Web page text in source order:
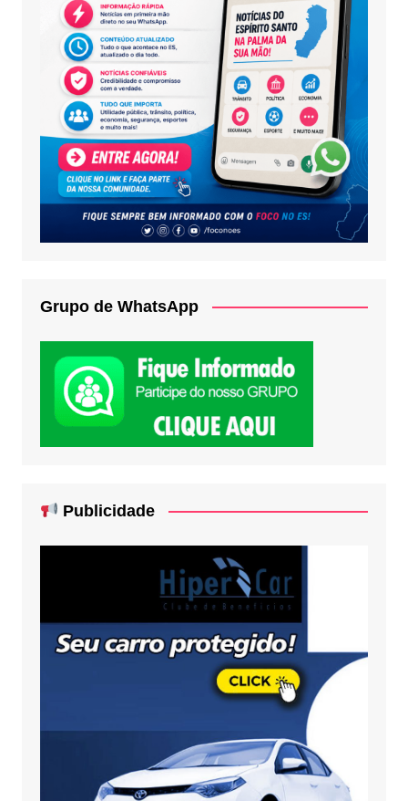
Grupo de WhatsApp
Publicidade